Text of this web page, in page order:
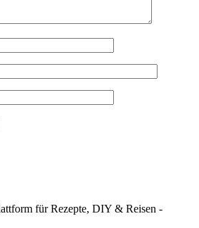
für Rezepte, DIY & Reisen -